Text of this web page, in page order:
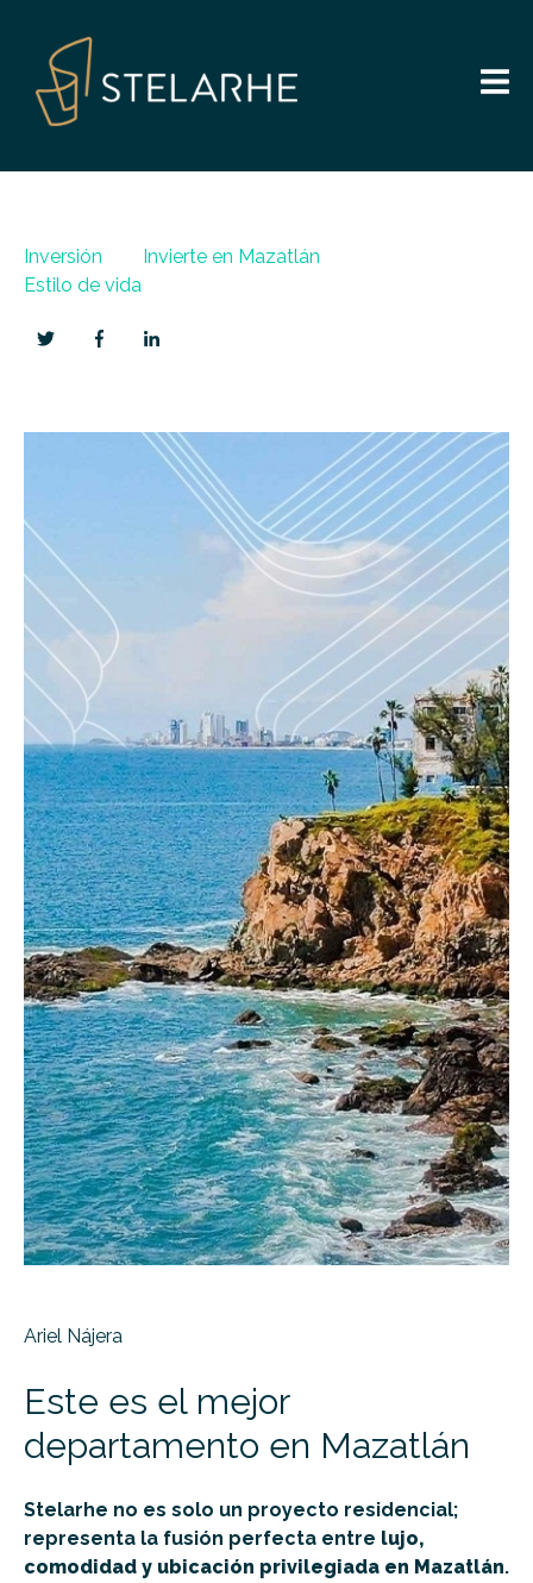
Inversión
Invierte en Mazatlán
Estilo de vida
Ariel Nájera
Este es el mejor
departamento en Mazatlán
Stelarhe no es solo un proyecto residencial;
representa la fusión perfecta entre lujo,
comodidad y ubicación privilegiada en Mazatlán.